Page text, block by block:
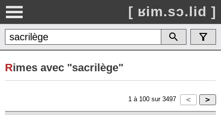
[ ʁim.sɔ.lid ]
Rimes avec "sacrilège"
1 à 100 sur 3497